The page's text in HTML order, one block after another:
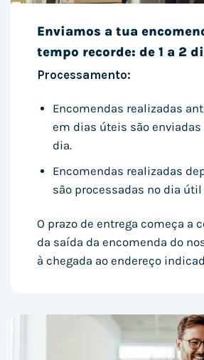
Enviamos a tua
tempo recorde: de 1 a 2
Processamento:
Encomendas realizadas
em dias úteis são
dia.
Encomendas realizadas
são processadas no dia
O prazo de entrega começa a
da saída da encomenda do
à chegada ao endereço